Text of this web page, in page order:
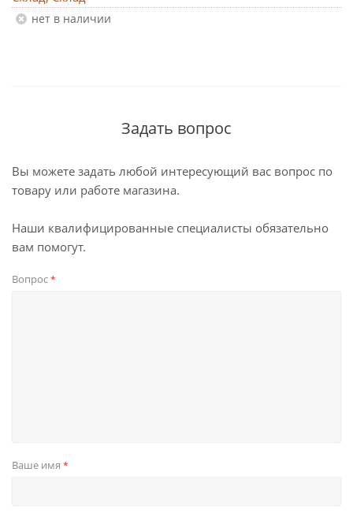
Нет в наличии
Задать вопрос
Вы можете задать любой интересующий вас вопрос по
товару или работе магазина.
Наши квалифицированные специалисты обязательно
вам помогут.
Вопрос*
Ваше имя *